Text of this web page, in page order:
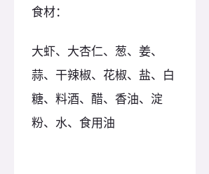
食材：
大虾、大杏仁、葱、姜、
蒜、干辣椒、花椒、盐、白
糖、料酒、醋、香油、淀
粉、水、食用油